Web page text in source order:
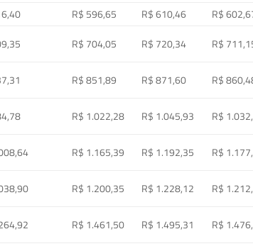
R$ 596,65 R$ 610,46 R$
R$ 704,05 R$ 720,34 R$
R$ 851,89 R$ 871,60 R$
R$ 1.022,28 R$ 1.045,93 R$
R$ 1.165,39 R$ 1.192,35 R$
R$ 1.200,35 R$ 1.228,12 R$
R$ 1.461,50 R$ 1.495,31 R$